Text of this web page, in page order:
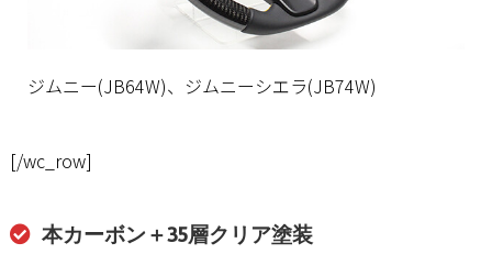
ジムニー(JB64W)、ジムニーシエラ(JB74W)
[/wc_row]
本カーボン＋35層クリア塗装